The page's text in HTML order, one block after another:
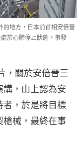
的地方，日本前首相安倍晉
於心肺停止狀態。事發
，關於安倍晉三
講，山上認為安
者，於是將目標
槍械，最終在事